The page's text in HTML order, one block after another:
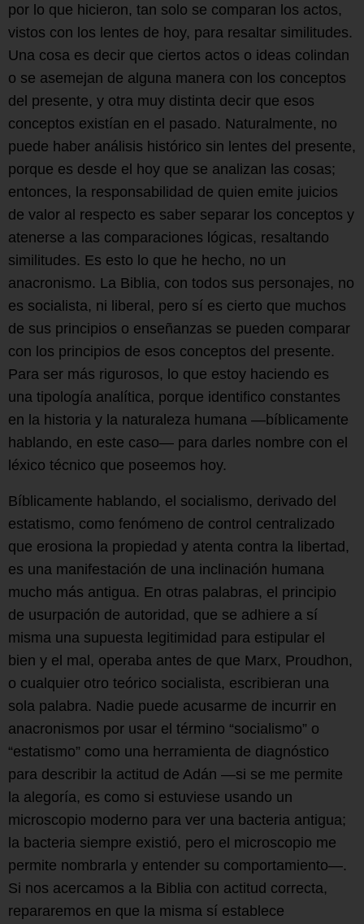
por lo que hicieron, tan solo se comparan los actos,
vistos con los lentes de hoy, para resaltar similitudes.
Una cosa es decir que ciertos actos o ideas colindan
o se asemejan de alguna manera con los conceptos
del presente, y otra muy distinta decir que esos
conceptos existían en el pasado. Naturalmente, no
puede haber análisis histórico sin lentes del presente,
porque es desde el hoy que se analizan las cosas;
entonces, la responsabilidad de quien emite juicios
de valor al respecto es saber separar los conceptos y
atenerse a las comparaciones lógicas, resaltando
similitudes. Es esto lo que he hecho, no un
anacronismo. La Biblia, con todos sus personajes, no
es socialista, ni liberal, pero sí es cierto que muchos
de sus principios o enseñanzas se pueden comparar
con los principios de esos conceptos del presente.
Para ser más rigurosos, lo que estoy haciendo es
una tipología analítica, porque identifico constantes
en la historia y la naturaleza humana —bíblicamente
hablando, en este caso— para darles nombre con el
léxico técnico que poseemos hoy.
Bíblicamente hablando, el socialismo, derivado del
estatismo, como fenómeno de control centralizado
que erosiona la propiedad y atenta contra la libertad,
es una manifestación de una inclinación humana
mucho más antigua. En otras palabras, el principio
de usurpación de autoridad, que se adhiere a sí
misma una supuesta legitimidad para estipular el
bien y el mal, operaba antes de que Marx, Proudhon,
o cualquier otro teórico socialista, escribieran una
sola palabra. Nadie puede acusarme de incurrir en
anacronismos por usar el término “socialismo” o
“estatismo” como una herramienta de diagnóstico
para describir la actitud de Adán —si se me permite
la alegoría, es como si estuviese usando un
microscopio moderno para ver una bacteria antigua;
la bacteria siempre existió, pero el microscopio me
permite nombrarla y entender su comportamiento—.
Si nos acercamos a la Biblia con actitud correcta,
repararemos en que la misma sí establece